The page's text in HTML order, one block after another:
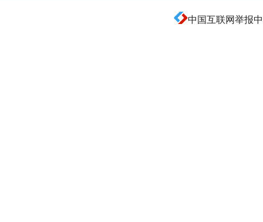
中国互联网举报